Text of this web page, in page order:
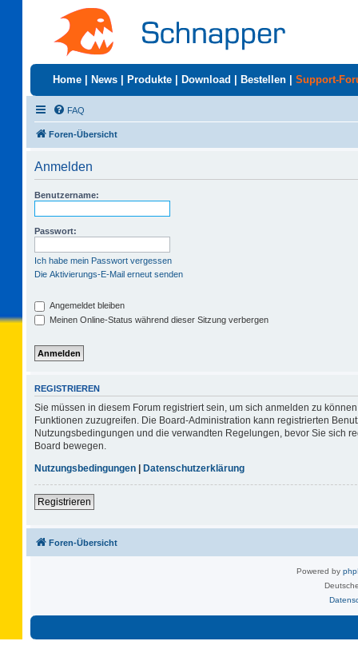
Home News Produkte Download Bestellen Support-
FAQ
Foren-Übersicht
Anmelden
Benutzername:
Passwort:
Ich habe mein Passwort vergessen
Die Aktivierungs-E-Mail erneut senden
Angemeldet bleiben
Meinen Online-Status während dieser Sitzung verbergen
REGISTRIEREN
Sie müssen in diesem Forum registriert sein, um sich anmelden zu
Funktionen zuzugreifen. Die Board-Administration kann registrierten
Nutzungsbedingungen und die verwandten Regelungen, bevor Sie sich
Board bewegen.
Nutzungsbedingungen | Datenschutzerklärung
Registrieren
Foren-Übersicht
Powered by